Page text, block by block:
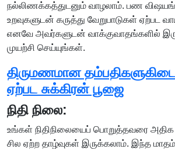
நல்லிணக்கத்துடனும் வாழலாம். பண
உறவுகளுடன் கருத்து வேறுபாடுகள் ஏற்பட
எனவே அவர்களுடன் வாக்குவாதங்களில்
முயற்சி செய்யுங்கள்.
திருமணமான
ஏற்பட சுக்கிரன் பூஜை
நிதி நிலை:
உங்கள் நிதிநிலையைப் பொறுத்தவரை அதிக
சில ஏற்ற தாழ்வுகள் இருக்கலாம். இந்த